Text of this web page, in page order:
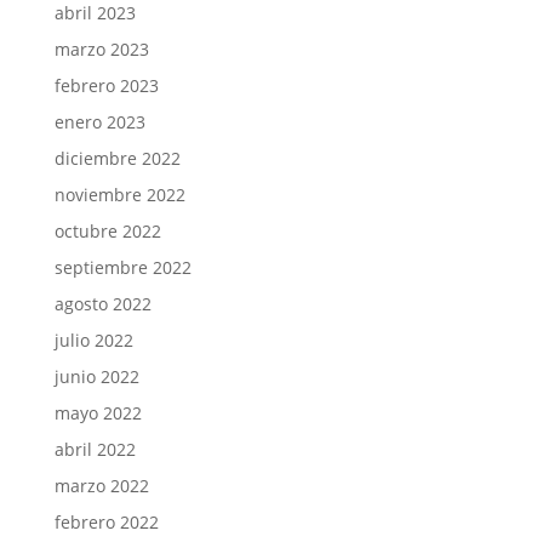
abril 2023
marzo 2023
febrero 2023
enero 2023
diciembre 2022
noviembre 2022
octubre 2022
septiembre 2022
agosto 2022
julio 2022
junio 2022
mayo 2022
abril 2022
marzo 2022
febrero 2022